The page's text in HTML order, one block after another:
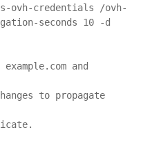
ovh-credentials /ovh-
seconds 10 -d
and
to propagate